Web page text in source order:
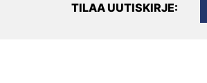
TILAA UUTISKIRJE: